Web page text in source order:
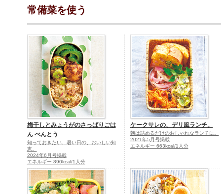
常備菜を使う
梅干しとみょうがのさっぱりごは
ん べんとう
知っておきたい、暑い日の、おいしい知
恵。
2024年6月号掲載
エネルギー 890kcal/1人分
ケークサレの、デリ風ランチ。
朝は詰めるだけのおしゃれなランチに。
2021年5月号掲載
エネルギー 663kcal/1人分